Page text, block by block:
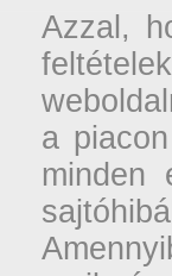
Azzal,
a
minden